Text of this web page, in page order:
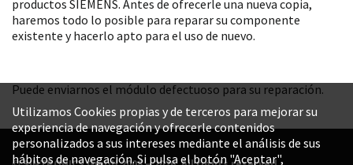
productos SIEMENS. Antes de ofrecerle una nueva copia,
haremos todo lo posible para reparar su componente
existente y hacerlo apto para el uso de nuevo.
Puede enviarnos el módulo defectuoso para su reparación.
Utilizamos Cookies propias y de terceros para mejorar su
experiencia de navegación y ofrecerle contenidos
personalizados a sus intereses mediante el análisis de sus
hábitos de navegación. Si pulsa el botón "Aceptar",